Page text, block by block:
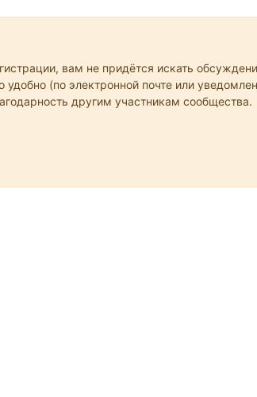
вам не придётся искать
(по электронной почте или
другим участникам сообщества.